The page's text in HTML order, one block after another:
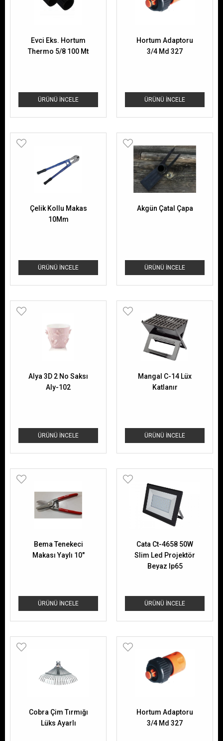
ÜRÜNÜ İNCELE
Evci Eks. Hortum
Thermo 5/8 100 Mt
ÜRÜNÜ İNCELE
Hortum Adaptoru
3/4 Md 327
ÜRÜNÜ İNCELE
Çelik Kollu Makas
10Mm
ÜRÜNÜ İNCELE
Akgün Çatal Çapa
ÜRÜNÜ İNCELE
Alya 3D 2 No Saksı
Aly-102
ÜRÜNÜ İNCELE
Mangal C-14 Lüx
Katlanır
ÜRÜNÜ İNCELE
Bema Tenekeci
Makası Yaylı 10"
ÜRÜNÜ İNCELE
Cata Ct-4658 50W
Slim Led Projektör
Beyaz Ip65
Cobra Çim Tırmığı
Lüks Ayarlı
Hortum Adaptoru
3/4 Md 327